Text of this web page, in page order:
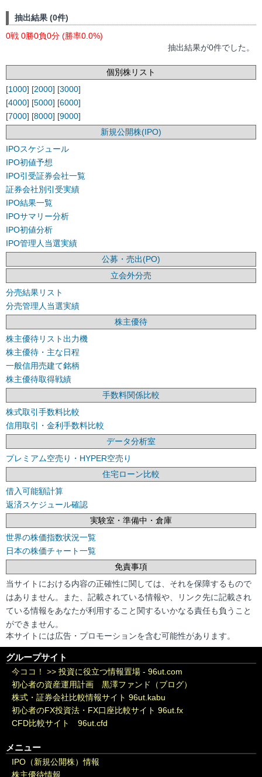
抽出結果 (0件)
0戦 0勝0負0分 (勝率0.0%)
抽出結果が0件でした。
個別株リスト
[1000] [2000] [3000]
[4000] [5000] [6000]
[7000] [8000] [9000]
新規公開株(IPO)
IPOスケジュール
IPO初値予想
IPO引受証券会社一覧
証券会社別引受実績
IPO結果一覧
IPOサマリー分析
IPO初値分析
IPO管理人当選実績
公募・売出(PO)
立会外分売
分売結果リスト
分売管理人当選実績
株主優待
株主優待リスト出力機
株主優待・主な日程
一般信用売建て銘柄
株主優待取得戦績
手数料関係比較
株式取引手数料比較
信用取引・金利手数料比較
データ分析室
プレミアム空売り・HYPER空売り
住宅ローン比較
借入可能額計算
返済スケジュール確認
実験室・準備中・倉庫
世界の株価指数状況一覧
日本の株価チャート一覧
免責事項
当サイトにおける内容の正確性に関しては、それを保障するもので
はありません。また、記載されている情報や、リンク先に記載され
ている情報をあなたが利用すること関するいかなる責任も負うこと
ができません。
本サイトには広告・プロモーションを含む可能性があります。
グループサイト
今ココ！ >> 投資に役立つ情報置場 - 96ut.com
初心者の資産運用計画 黒澤ファンド（ブログ）
株式・証券会社比較情報サイト 96ut.kabu
初心者のFX投資法・FX口座比較サイト 96ut.fx
CFD比較サイト 96ut.cfd
メニュー
IPO（新規公開株）情報
株主優待情報